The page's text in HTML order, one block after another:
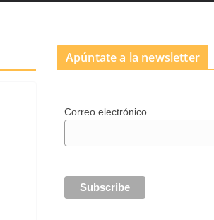
Apúntate a la newsletter
Correo electrónico